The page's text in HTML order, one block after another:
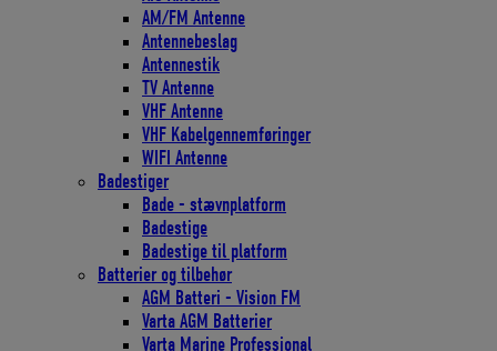
AM/FM Antenne
Antennebeslag
Antennestik
TV Antenne
VHF Antenne
VHF Kabelgennemføringer
WIFI Antenne
Badestiger
Bade - stævnplatform
Badestige
Badestige til platform
Batterier og tilbehør
AGM Batteri - Vision FM
Varta AGM Batterier
Varta Marine Professional